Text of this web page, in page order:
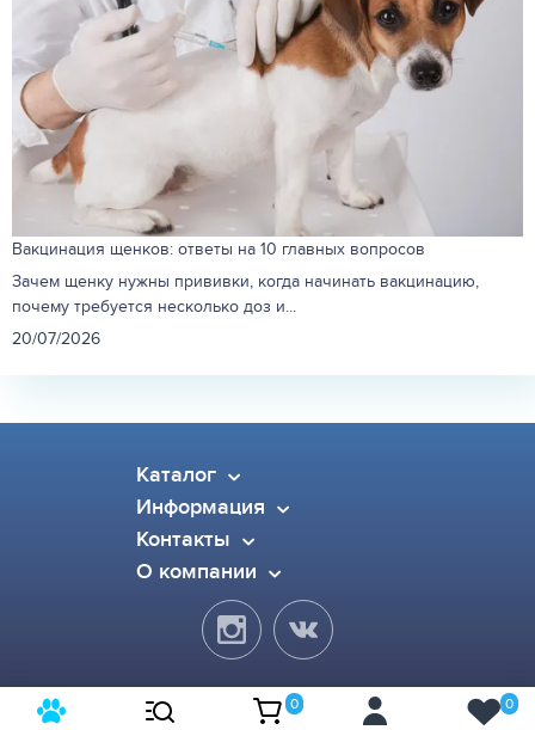
Вакцинация щенков: ответы на 10 главных вопросов
Зачем щенку нужны прививки, когда начинать вакцинацию,
почему требуется несколько доз и...
20/07/2026
Каталог
Информация
Контакты
О компании
© 2015-2026 Pet Dog. Все права защищены.
0 0